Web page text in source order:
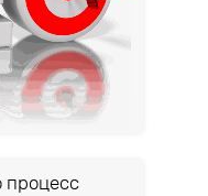
процесс